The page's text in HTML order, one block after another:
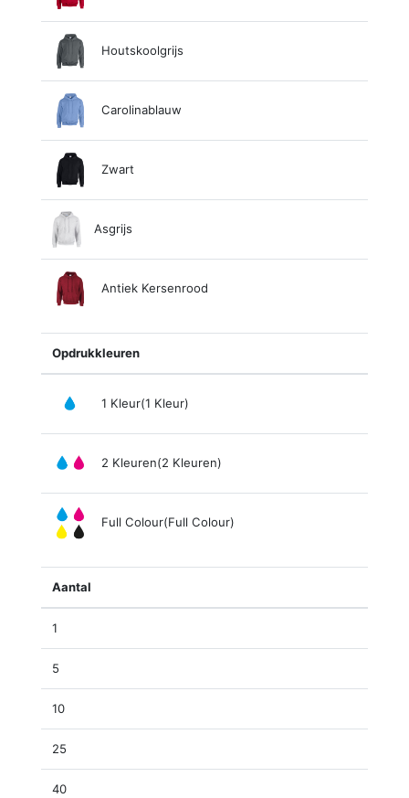
Houtskoolgrijs
Carolinablauw
Zwart
Asgrijs
Antiek Kersenrood
Opdrukkleuren
1 Kleur(1 Kleur)
2 Kleuren(2 Kleuren)
Full Colour(Full Colour)
Aantal
1
5
10
25
40